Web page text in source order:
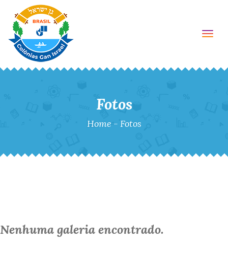
Fotos
Home - Fotos
Nenhuma galeria encontrado.